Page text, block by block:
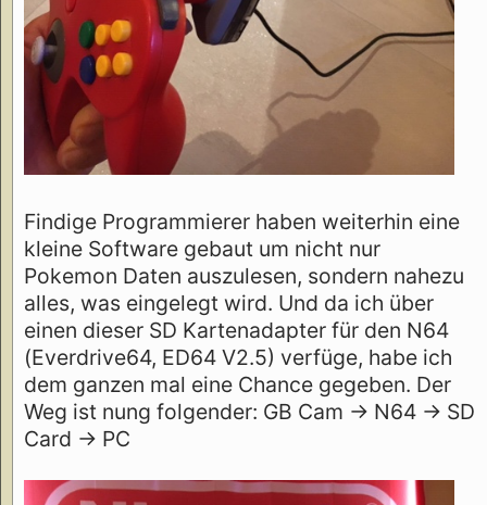
Findige Programmierer haben weiterhin eine
kleine Software gebaut um nicht nur
Pokemon Daten auszulesen, sondern nahezu
alles, was eingelegt wird. Und da ich über
einen dieser SD Kartenadapter für den N64
(Everdrive64, ED64 V2.5) verfüge, habe ich
dem ganzen mal eine Chance gegeben. Der
Weg ist nung folgender: GB Cam -> N64 -> SD
Card -> PC